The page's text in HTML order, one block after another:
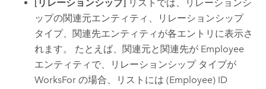
[リレーションシップ]
リストでは、リレーションシ
ップの関連元エンティティ、リレーションシップ
タイプ、関連先エンティティが各エントリに表示さ
れます。 たとえば、関連元と関連先が Employee
エンティティで、リレーションシップ タイプが
WorksFor の場合、リストには (Employee) ID